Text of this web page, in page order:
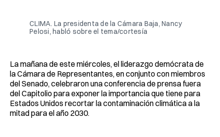
CLIMA. La presidenta de la Cámara Baja, Nancy
Pelosi, habló sobre el tema/cortesía
La mañana de este miércoles, el liderazgo demócrata de
la Cámara de Representantes, en conjunto con miembros
del Senado, celebraron una conferencia de prensa fuera
del Capitolio para exponer la importancia que tiene para
Estados Unidos recortar la contaminación climática a la
mitad para el año 2030.